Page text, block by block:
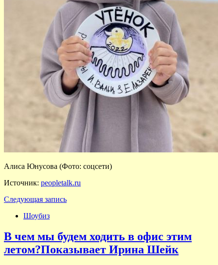
Алиса Юнусова (Фото: соцсети)
Источник: peopletalk.ru
Следующая запись
Шоубиз
В чем мы будем ходить в офис этим
летом?Показывает Ирина Шейк